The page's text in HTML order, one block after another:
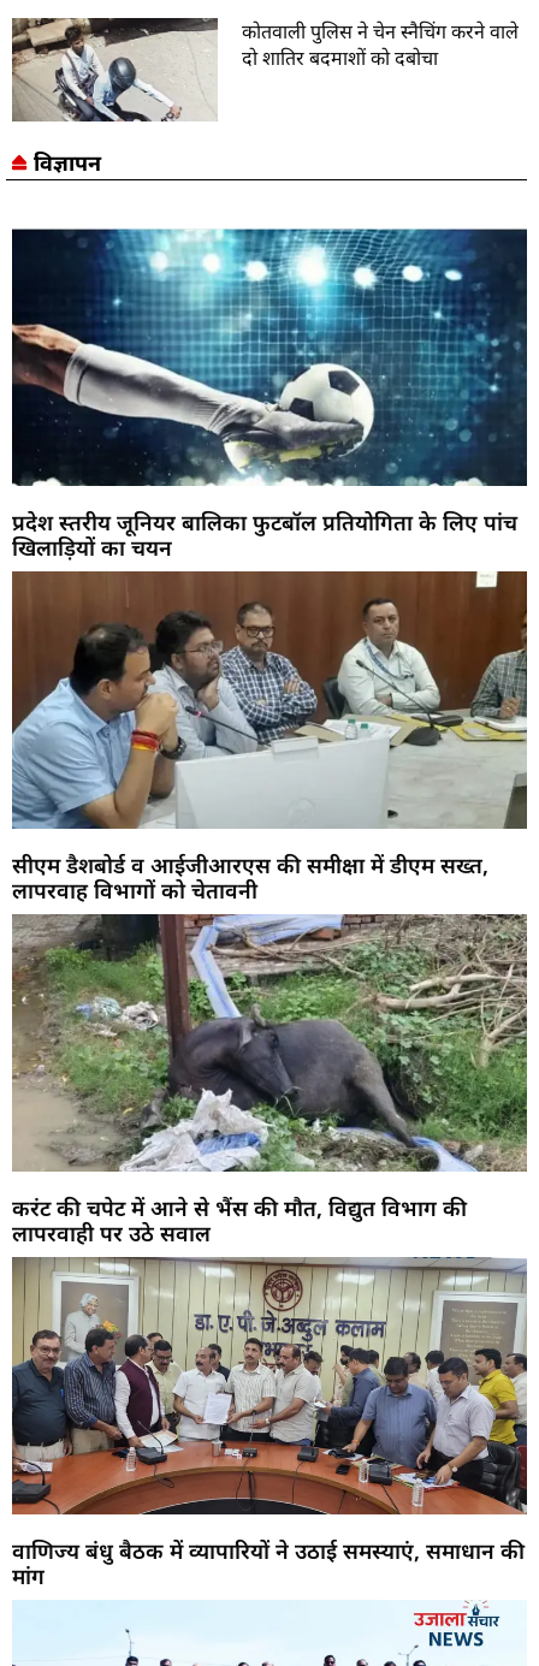
कोतवाली पुलिस ने चेन स्नैचिंग करने वाले
दो शातिर बदमाशों को दबोचा
विज्ञापन
प्रदेश स्तरीय जूनियर बालिका फुटबॉल प्रतियोगिता के लिए पांच
खिलाड़ियों का चयन
सीएम डैशबोर्ड व आईजीआरएस की समीक्षा में डीएम सख्त,
लापरवाह विभागों को चेतावनी
करंट की चपेट में आने से भैंस की मौत, विद्युत विभाग की
लापरवाही पर उठे सवाल
वाणिज्य बंधु बैठक में व्यापारियों ने उठाई समस्याएं, समाधान की
मांग